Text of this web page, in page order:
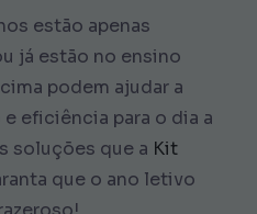
estão apenas
já estão no ensino
podem ajudar a
eficiência para o dia a
soluções que a Kit
que o ano letivo